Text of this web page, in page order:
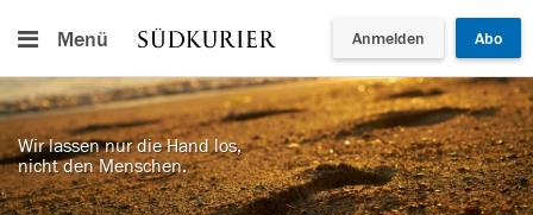
Menü Anmelden Abo
Wir lassen nur die Hand los,
nicht den Menschen.